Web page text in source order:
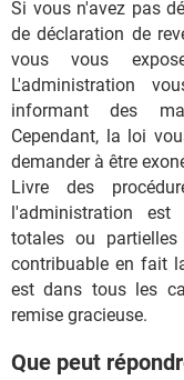
Si vous n'avez pas
de déclaration de
vous vous
L'administration
informant des
Cependant, la loi
demander à être
Livre des
l'administration est
totales ou
contribuable en fait
est dans tous les
remise gracieuse.
Que peut